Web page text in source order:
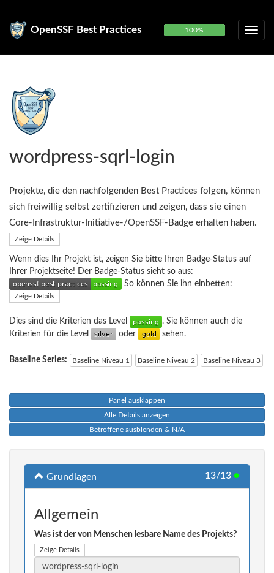
OpenSSF Best Practices 100%
wordpress-sqrl-login
Projekte, die den nachfolgenden Best Practices folgen, können
sich freiwillig selbst zertifizieren und zeigen, dass sie einen
Core-Infrastruktur-Initiative-/OpenSSF-Badge erhalten haben.
Zeige Details
Wenn dies Ihr Projekt ist, zeigen Sie bitte Ihren Badge-Status auf
Ihrer Projektseite! Der Badge-Status sieht so aus:
So können Sie ihn einbetten:
Zeige Details
Dies sind die Kriterien das Level
. Sie können auch die
Kriterien für die Level
oder sehen.
Baseline Series: Baseline Niveau 1 Baseline Niveau 2 Baseline Niveau 3
Panel ausklappen
Alle Details anzeigen
Betroffene ausblenden & N/A
Grundlagen 13/13 ●
Allgemein
Was ist der von Menschen lesbare Name des Projekts?
Zeige Details